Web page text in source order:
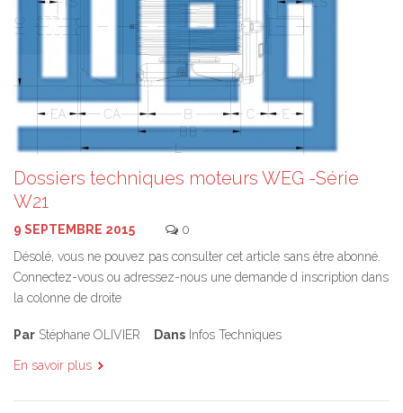
Dossiers techniques moteurs WEG -Série
W21
9 SEPTEMBRE 2015
0
Désolé, vous ne pouvez pas consulter cet article sans être abonné.
Connectez-vous ou adressez-nous une demande d inscription dans
la colonne de droite
Par Stéphane OLIVIER Dans Infos Techniques
En savoir plus